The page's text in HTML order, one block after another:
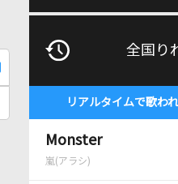
全国り
リアルタイムで歌わ
Monster
嵐(アラシ)